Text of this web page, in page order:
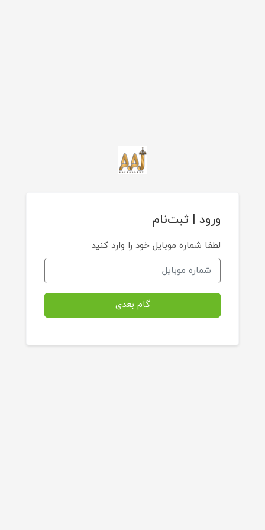
ورود | ثبت‌نام
لطفا شماره موبایل خود را وارد کنید
گام بعدی